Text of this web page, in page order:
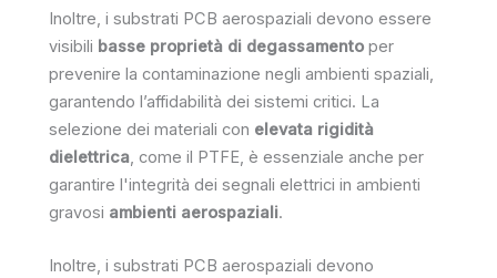
Inoltre, i substrati PCB aerospaziali devono essere
visibili basse proprietà di degassamento per
prevenire la contaminazione negli ambienti spaziali,
garantendo l’affidabilità dei sistemi critici. La
selezione dei materiali con elevata rigidità
dielettrica, come il PTFE, è essenziale anche per
garantire l'integrità dei segnali elettrici in ambienti
gravosi ambienti aerospaziali.
Inoltre, i substrati PCB aerospaziali devono